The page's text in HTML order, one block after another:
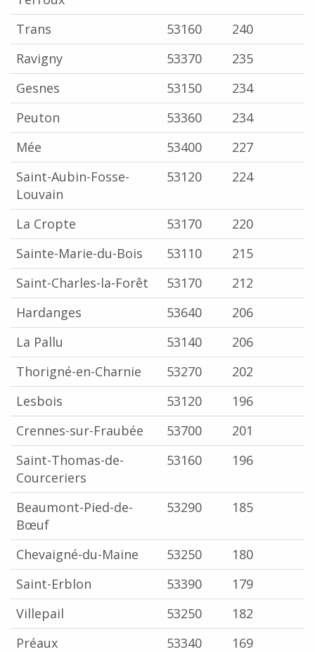
Trans
53160
240
Ravigny
53370
235
Gesnes
53150
234
Peuton
53360
234
Mée
53400
227
Saint-Aubin-Fosse-
Louvain
53120 224
La Cropte 53170
220
Sainte-Marie-du-Bois
53110
215
Saint-Charles-la-Forêt
53170
212
Hardanges
53640
206
La Pallu
53140
206
Thorigné-en-Charnie
53270
202
Lesbois
53120
196
Crennes-sur-Fraubée
53700
201
Saint-Thomas-de-
Courceriers
53160 196
Beaumont-Pied-de-
Bœuf
53290 185
Chevaigné-du-Maine 53250
180
Saint-Erblon
53390
179
Villepail
53250
182
Préaux
53340
169